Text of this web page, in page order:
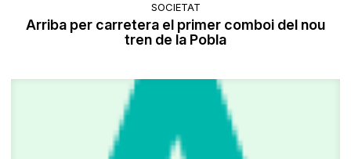
SOCIETAT
Arriba per carretera el primer comboi del nou
tren de la Pobla